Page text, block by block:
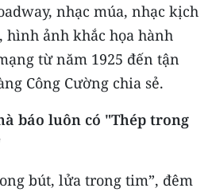
nhạc múa, nhạc kịch
hình ảnh khắc họa hành
từ năm 1925 đến tận
Công Cường chia sẻ.
báo luôn có "Thép trong
bút, lửa trong tim”, đêm